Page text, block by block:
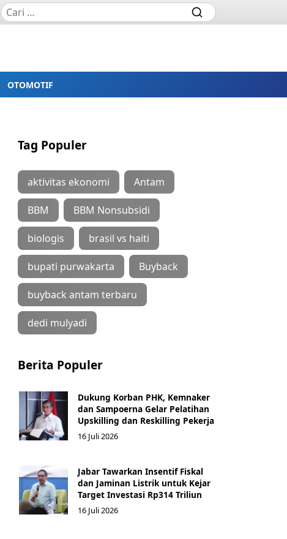
OTOMOTIF
Tag Populer
aktivitas ekonomi Antam
BBM BBM Nonsubsidi
biologis brasil vs haiti
bupati purwakarta Buyback
buyback antam terbaru
dedi mulyadi
Berita Populer
Dukung Korban PHK, Kemnaker
dan Sampoerna Gelar Pelatihan
Upskilling dan Reskilling Pekerja
16 Juli 2026
Jabar Tawarkan Insentif Fiskal
dan Jaminan Listrik untuk Kejar
Target Investasi Rp314 Triliun
16 Juli 2026